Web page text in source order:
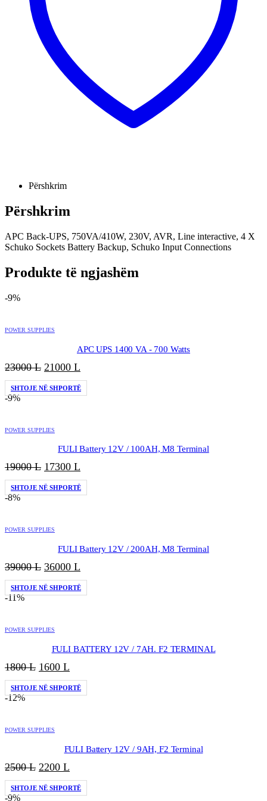
Përshkrim
Përshkrim
APC Back-UPS, 750VA/410W, 230V, AVR, Line interactive, 4 X
Schuko Sockets Battery Backup, Schuko Input Connections
Produkte të ngjashëm
-9%
POWER SUPPLIES
APC UPS 1400 VA - 700 Watts
23000L Çmimi
origjinal
qe:
21000 L
i
tanishëm
SHTOJE NË SHPORTË
-9%
POWER SUPPLIES
FULI Battery 12V / 100AH, M8 Terminal
19000L Çmimi
origjinal
qe:
17300 L
i
tanishëm
SHTOJE NË SHPORTË
-8%
POWER SUPPLIES
FULI Battery 12V / 200AH, M8 Terminal
39000L Çmimi
origjinal
qe:
36000 L
i
tanishëm
SHTOJE NË SHPORTË
-11%
POWER SUPPLIES
FULI BATTERY 12V / 7AH. F2 TERMINAL
1800L Çmimi
origjinal
qe:
1600 L
i
tanishëm
SHTOJE NË SHPORTË
-12%
POWER SUPPLIES
FULI Battery 12V / 9AH, F2 Terminal
2500L Çmimi
origjinal
qe:
2200 L
i
tanishëm
SHTOJE NË SHPORTË
-9%